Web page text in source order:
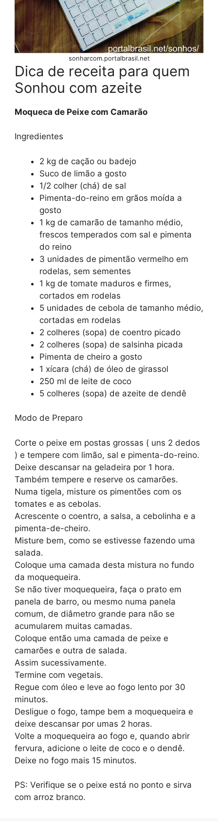
sonharcom.portalbrasil.net
Dica de receita para quem
Sonhou com azeite
Moqueca de Peixe com Camarão
Ingredientes
2 kg de cação ou badejo
Suco de limão a gosto
1/2 colher (chá) de sal
Pimenta-do-reino em grãos moída a
gosto
1 kg de camarão de tamanho médio,
frescos temperados com sal e pimenta
do reino
3 unidades de pimentão vermelho em
rodelas, sem sementes
1 kg de tomate maduros e firmes,
cortados em rodelas
5 unidades de cebola de tamanho médio,
cortadas em rodelas
2 colheres (sopa) de coentro picado
2 colheres (sopa) de salsinha picada
Pimenta de cheiro a gosto
1 xícara (chá) de óleo de girassol
250 ml de leite de coco
5 colheres (sopa) de azeite de dendê
Modo de Preparo
Corte o peixe em postas grossas ( uns 2 dedos
) e tempere com limão, sal e pimenta-do-reino.
Deixe descansar na geladeira por 1 hora.
Também tempere e reserve os camarões.
Numa tigela, misture os pimentões com os
tomates e as cebolas.
Acrescente o coentro, a salsa, a cebolinha e a
pimenta-de-cheiro.
Misture bem, como se estivesse fazendo uma
salada.
Coloque uma camada desta mistura no fundo
da moquequeira.
Se não tiver moquequeira, faça o prato em
panela de barro, ou mesmo numa panela
comum, de diâmetro grande para não se
acumularem muitas camadas.
Coloque então uma camada de peixe e
camarões e outra de salada.
Assim sucessivamente.
Termine com vegetais.
Regue com óleo e leve ao fogo lento por 30
minutos.
Desligue o fogo, tampe bem a moquequeira e
deixe descansar por umas 2 horas.
Volte a moquequeira ao fogo e, quando abrir
fervura, adicione o leite de coco e o dendê.
Deixe no fogo mais 15 minutos.
PS: Verifique se o peixe está no ponto e sirva
com arroz branco.